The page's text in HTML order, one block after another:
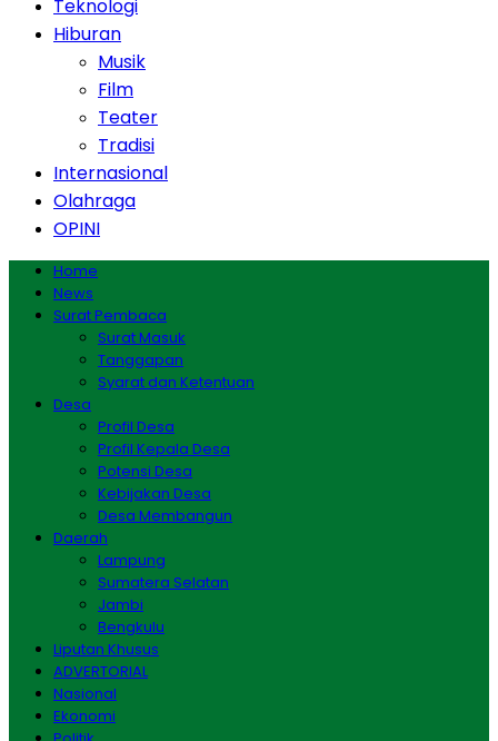
Teknologi
Hiburan
Musik
Film
Teater
Tradisi
Internasional
Olahraga
OPINI
Home
News
Surat Pembaca
Surat Masuk
Tanggapan
Syarat dan Ketentuan
Desa
Profil Desa
Profil Kepala Desa
Potensi Desa
Kebijakan Desa
Desa Membangun
Daerah
Lampung
Sumatera Selatan
Jambi
Bengkulu
Liputan Khusus
ADVERTORIAL
Nasional
Ekonomi